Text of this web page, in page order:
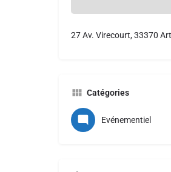
27 Av. Virecourt, 33370
Catégories
Evénementiel